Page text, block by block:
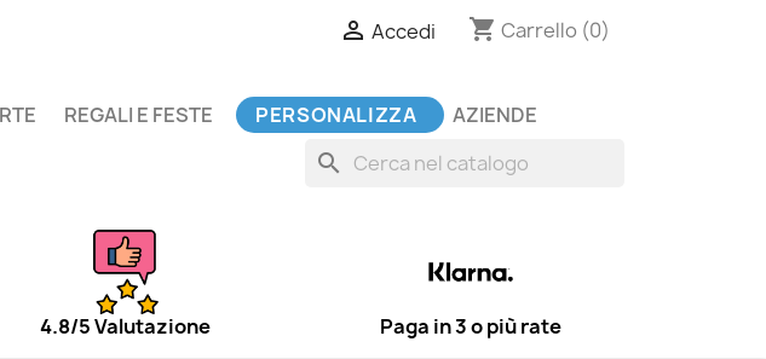
 Accedi shopping_cart Carrello (0)
REGALI E FESTE PERSONALIZZA AZIENDE
search
4.8/5 Valutazione Paga in 3 o più rate